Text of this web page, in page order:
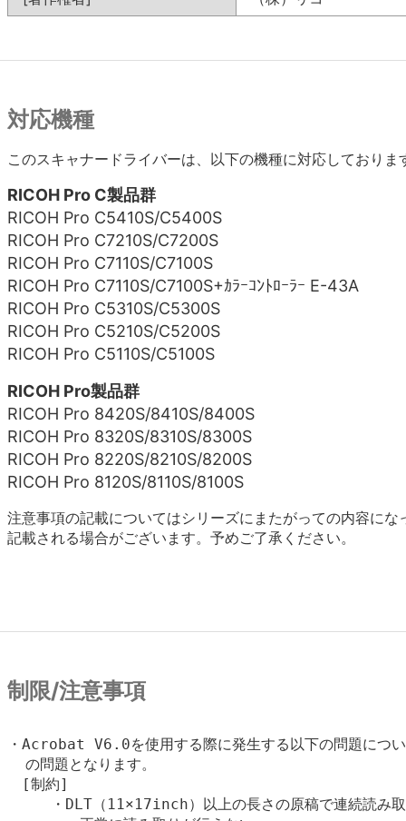
対応機種
このスキャナードライバーは、以下の機種に対応しておりま
RICOH Pro C製品群
RICOH Pro C5410S/C5400S
RICOH Pro C7210S/C7200S
RICOH Pro C7110S/C7100S
RICOH Pro C7110S/C7100S+ｶﾗｰｺﾝﾄﾛｰﾗｰ E-43A
RICOH Pro C5310S/C5300S
RICOH Pro C5210S/C5200S
RICOH Pro C5110S/C5100S
RICOH Pro製品群
RICOH Pro 8420S/8410S/8400S
RICOH Pro 8320S/8310S/8300S
RICOH Pro 8220S/8210S/8200S
RICOH Pro 8120S/8110S/8100S
注意事項の記載についてはシリーズにまたがっての内容に
記載される場合がございます。予めご了承ください。
制限/注意事項
・Acrobat V6.0を使用する際に発生する以下の問題に
  の問題となります。
[制約]
・DLT（11×17inch）以上の長さの原稿で連続読み取